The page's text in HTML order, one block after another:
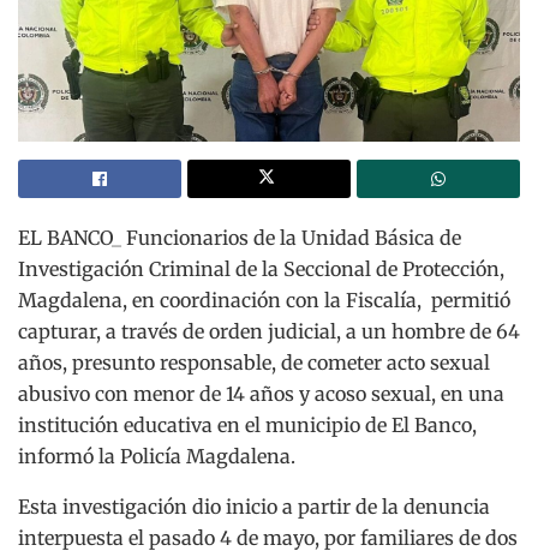
EL BANCO_ Funcionarios de la Unidad Básica de
Investigación Criminal de la Seccional de Protección,
Magdalena, en coordinación con la Fiscalía, permitió
capturar, a través de orden judicial, a un hombre de 64
años, presunto responsable, de cometer acto sexual
abusivo con menor de 14 años y acoso sexual, en una
institución educativa en el municipio de El Banco,
informó la Policía Magdalena.
Esta investigación dio inicio a partir de la denuncia
interpuesta el pasado 4 de mayo, por familiares de dos